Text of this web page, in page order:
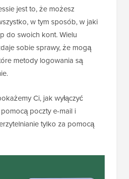
jest to, że możesz
w tym sposób, w jaki
do swoich kont. Wielu
sobie sprawy, że mogą
metody logowania są
Ci, jak wyłączyć
poczty e-mail i
tylko za pomocą